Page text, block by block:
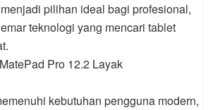
pilihan ideal bagi profesional,
teknologi yang mencari tablet
Pro 12.2 Layak
kebutuhan pengguna modern,